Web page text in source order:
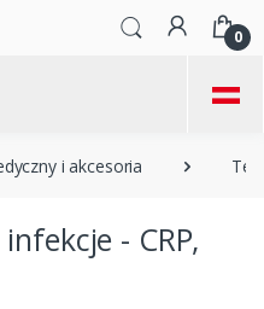
0
=
i akcesoria
- CRP,